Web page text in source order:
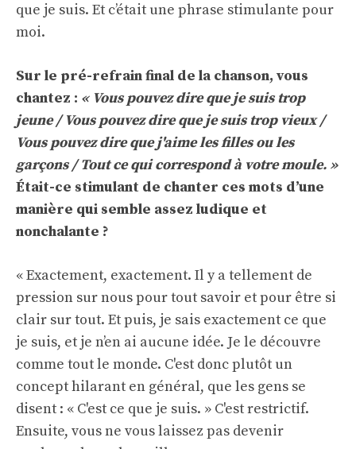
que je suis. Et c’était une phrase stimulante pour
moi.
Sur le pré-refrain final de la chanson, vous
chantez : « Vous pouvez dire que je suis trop
jeune / Vous pouvez dire que je suis trop vieux /
Vous pouvez dire que j'aime les filles ou les
garçons / Tout ce qui correspond à votre moule. »
Était-ce stimulant de chanter ces mots d’une
manière qui semble assez ludique et
nonchalante ?
« Exactement, exactement. Il y a tellement de
pression sur nous pour tout savoir et pour être si
clair sur tout. Et puis, je sais exactement ce que
je suis, et je n’en ai aucune idée. Je le découvre
comme tout le monde. C'est donc plutôt un
concept hilarant en général, que les gens se
disent : « C'est ce que je suis. » C'est restrictif.
Ensuite, vous ne vous laissez pas devenir